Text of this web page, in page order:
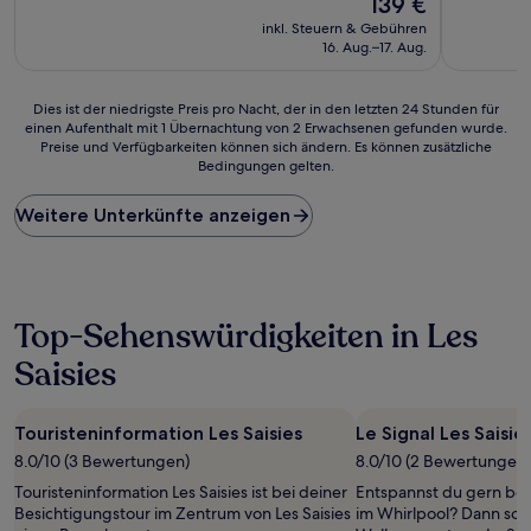
Preis
beträgt
inkl. Steuern & Gebühren
16. Aug.–17. Aug.
Dies
ist
Preis
pro
Nacht,
letzten
24 Stunden
für
einen
mit
1 Übernachtung
von
2 Erwachsenen
gefunden
Dies ist der niedrigste Preis pro Nacht, der in den letzten 24 Stunden für
einen Aufenthalt mit 1 Übernachtung von 2 Erwachsenen gefunden wurde.
Preise und Verfügbarkeiten können sich ändern. Es können zusätzliche
Bedingungen gelten.
Weitere Unterkünfte anzeigen
Top-Sehenswürdigkeiten in Les
Saisies
Touristeninformation Les Saisies
8.0/10 (3 Bewertungen)
Touristeninformation Les Saisies ist bei deiner
Besichtigungstour im Zentrum von Les Saisies
Le Signal Les
8.0/10 (2 Bewertungen)
Entspannst du gern
im Whirlpool? Dann